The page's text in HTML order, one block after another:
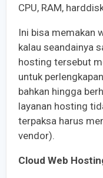
CPU, RAM,
Ini bisa memakan
kalau seandainya
hosting tersebut
untuk
bahkan hingga
layanan hosting
terpaksa harus
vendor).
Cloud Web